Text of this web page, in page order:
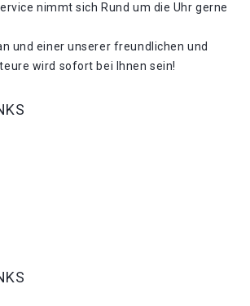
nimmt sich Rund um die Uhr gerne
und einer unserer freundlichen und
wird sofort bei Ihnen sein!